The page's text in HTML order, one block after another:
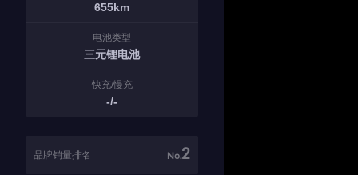
655km
电池类型
三元锂电池
快充/慢充
-/-
品牌销量排名 No.2